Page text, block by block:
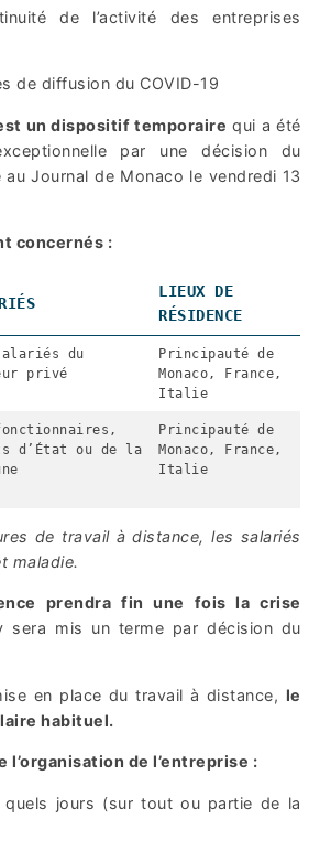
de l’activité des entreprises
de diffusion du COVID-19
un dispositif temporaire qui a été
par une décision du
au Journal de Monaco le vendredi 13
concernés :
LIEUX DE
RÉSIDENCE
du
privé
Principauté de
Monaco, France,
Italie
d’État ou de la
Principauté de
Monaco, France,
Italie
de travail à distance, les salariés
maladie.
prendra fin une fois la crise
sera mis un terme par décision du
en place du travail à distance, le
habituel.
l’organisation de l’entreprise :
quels jours (sur tout ou partie de la